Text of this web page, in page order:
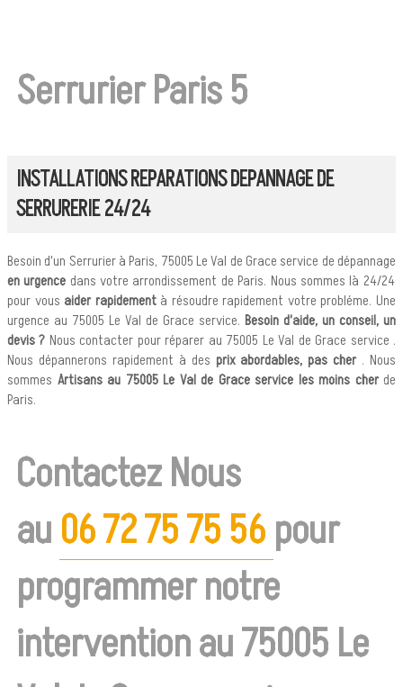
Serrurier Paris 5
INSTALLATIONS REPARATIONS DEPANNAGE DE
SERRURERIE 24/24
Besoin d'un Serrurier à Paris, 75005 Le Val de Grace service de dépannage
en urgence dans votre arrondissement de Paris. Nous sommes là 24/24
pour vous aider rapidement à résoudre rapidement votre probléme. Une
urgence au 75005 Le Val de Grace service. Besoin d'aide, un conseil, un
devis ? Nous contacter pour réparer au 75005 Le Val de Grace service .
Nous dépannerons rapidement à des prix abordables, pas cher . Nous
sommes Artisans au 75005 Le Val de Grace service les moins cherde
Paris.
Contactez Nous
au06 72 75 75 56pour
programmer notre
intervention au 75005 Le